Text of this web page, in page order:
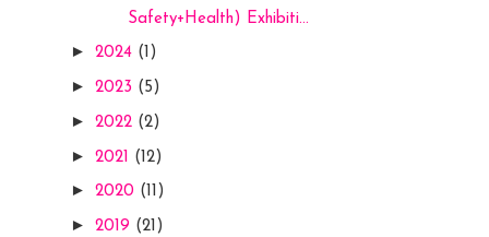
Safety+Health) Exhibiti...
► 2024 (1)
► 2023 (5)
► 2022 (2)
► 2021 (12)
► 2020 (11)
► 2019 (21)